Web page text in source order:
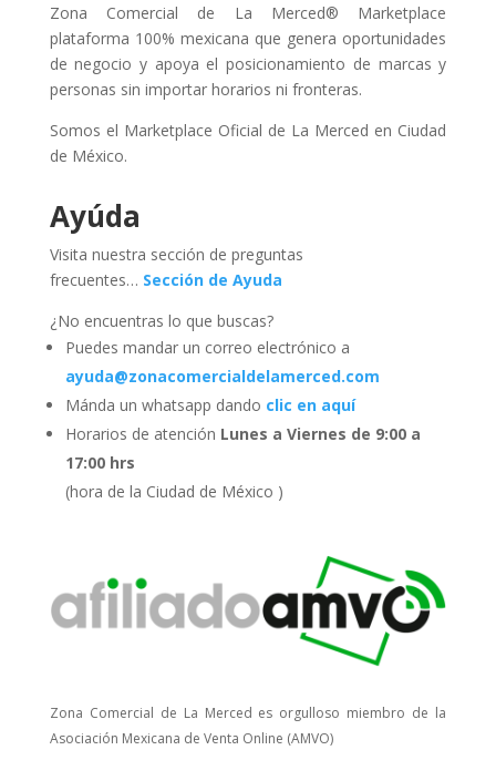
Zona Comercial de La Merced® Marketplace
plataforma 100% mexicana que genera oportunidades
de negocio y apoya el posicionamiento de marcas y
personas sin importar horarios ni fronteras.
Somos el Marketplace Oficial de La Merced en Ciudad
de México.
Ayúda
Visita nuestra sección de preguntas
frecuentes… Sección de Ayuda
¿No encuentras lo que buscas?
Puedes mandar un correo electrónico a
ayuda@zonacomercialdelamerced.com
Mánda un whatsapp dando clic en aquí
Horarios de atención Lunes a Viernes de 9:00 a
17:00 hrs
(hora de la Ciudad de México )
Zona Comercial de La Merced es orgulloso miembro de la
Asociación Mexicana de Venta Online (AMVO)